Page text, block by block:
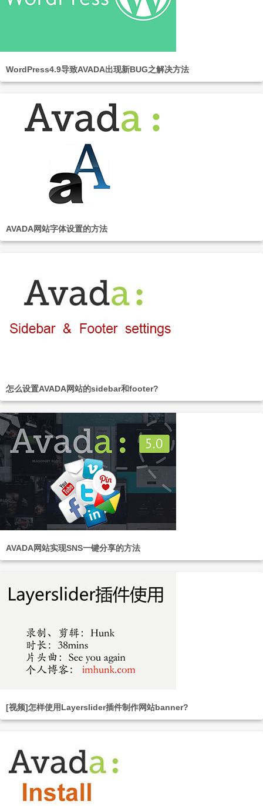
WordPress4.9导致AVADA出现新BUG之解决方法
AVADA网站字体设置的方法
怎么设置AVADA网站的sidebar和footer?
AVADA网站实现SNS一键分享的方法
[视频]怎样使用Layerslider插件制作网站banner?